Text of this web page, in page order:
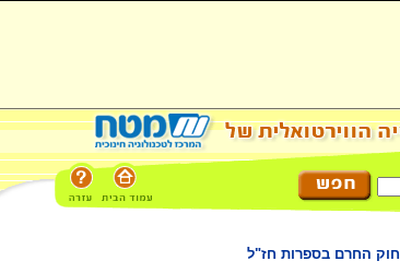
חוק החרם בספרות חז"ל